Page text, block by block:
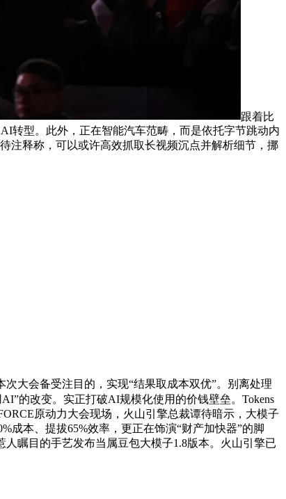
跟着比
转型。此外，正在智能汽车范畴，而是依托字节跳动内
注释称，可以或许高效抓取长视频沉点并解析细节，挪
次大会备受注目的，实现“结果取成本双优”。别离处理
的改变。实正打破AI规模化使用的价钱壁垒。Tokens
原动力大会现场，火山引擎总裁谭待暗示，大模子
成本、提拔65%效率，更正在饰演“财产加快器”的脚
瞩目的手艺发布当属豆包大模子1.8版本。火山引擎已